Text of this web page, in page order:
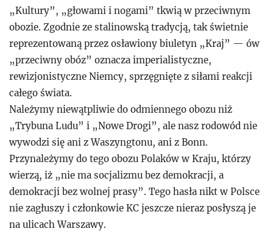
„Kultury”, „głowami i nogami” tkwią w przeciwnym
obozie. Zgodnie ze stalinowską tradycją, tak świetnie
reprezentowaną przez osławiony biuletyn „Kraj” — ów
„przeciwny obóz” oznacza imperialistyczne,
rewizjonistyczne Niemcy, sprzęgnięte z siłami reakcji
całego świata.
Należymy niewątpliwie do odmiennego obozu niż
„Trybuna Ludu” i „Nowe Drogi”, ale nasz rodowód nie
wywodzi się ani z Waszyngtonu, ani z Bonn.
Przynależymy do tego obozu Polaków w Kraju, którzy
wierzą, iż „nie ma socjalizmu bez demokracji, a
demokracji bez wolnej prasy”. Tego hasła nikt w Polsce
nie zagłuszy i członkowie KC jeszcze nieraz posłyszą je
na ulicach Warszawy.